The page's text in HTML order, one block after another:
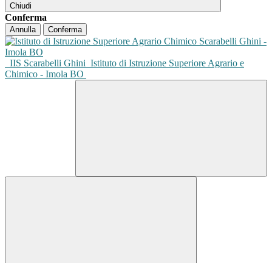
Chiudi
Conferma
Annulla Conferma
IIS Scarabelli Ghini Istituto di Istruzione Superiore Agrario e
Chimico - Imola BO